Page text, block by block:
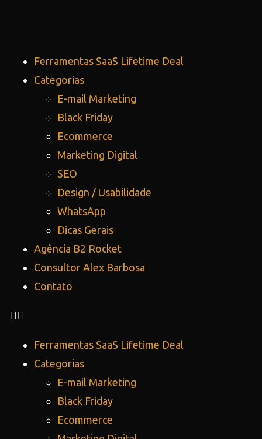
Ferramentas SaaS Lifetime Deal
Categorias
E-mail Marketing
Black Friday
Ecommerce
Marketing Digital
SEO
Design / Usabilidade
WhatsApp
Dicas Gerais
Agência B2 Rocket
Consultor Alex Barbosa
Contato
Ferramentas SaaS Lifetime Deal
Categorias
E-mail Marketing
Black Friday
Ecommerce